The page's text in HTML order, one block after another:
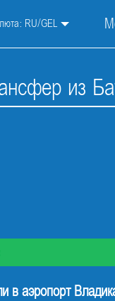
RU/GEL
из
в аэропорт